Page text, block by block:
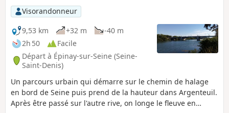
Visorandonneur
9,53 km
+32 m
-40 m
2h 50
Facile
Départ à Épinay-sur-Seine (Seine-
Saint-Denis)
Un parcours urbain qui démarre sur le chemin de halage
en bord de Seine puis prend de la hauteur dans Argenteuil.
Après être passé sur l'autre rive, on longe le fleuve en